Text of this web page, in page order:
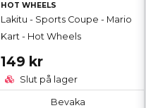
HOT WHEELS
Lakitu - Sports Coupe - Mario
Kart - Hot Wheels
149 kr
Slut på lager
Bevaka